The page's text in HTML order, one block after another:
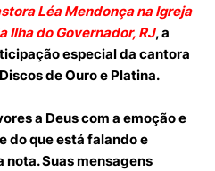
Léa Mendonça na Igreja
Ilha do Governador, RJ, a
especial da cantora
de Ouro e Platina.
a Deus com a emoção e
do que está falando e
Suas mensagens